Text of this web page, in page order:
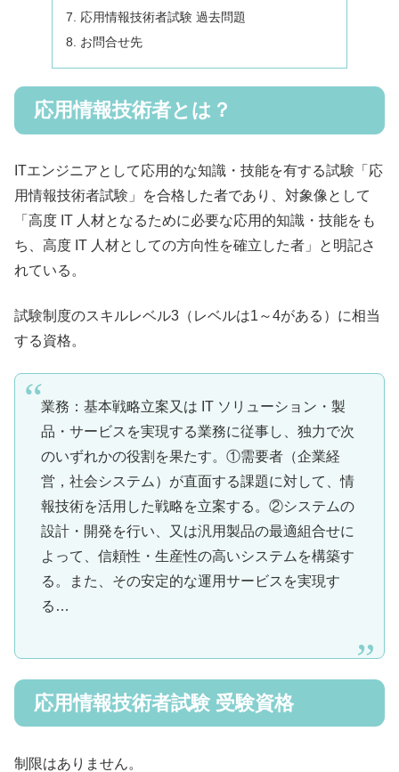
応用情報技術者試験 過去問題
お問合せ先
応用情報技術者とは？
ITエンジニアとして応用的な知識・技能を有する試験「応
用情報技術者試験」を合格した者であり、対象像として
「高度 IT 人材となるために必要な応用的知識・技能をも
ち、高度 IT 人材としての方向性を確立した者」と明記さ
れている。
試験制度のスキルレベル3（レベルは1～4がある）に相当
する資格。
業務：基本戦略立案又は IT ソリューション・製
品・サービスを実現する業務に従事し、独力で次
のいずれかの役割を果たす。①需要者（企業経
営，社会システム）が直面する課題に対して、情
報技術を活用した戦略を立案する。②システムの
設計・開発を行い、又は汎用製品の最適組合せに
よって、信頼性・生産性の高いシステムを構築す
る。また、その安定的な運用サービスを実現す
る…
応用情報技術者試験 受験資格
制限はありません。